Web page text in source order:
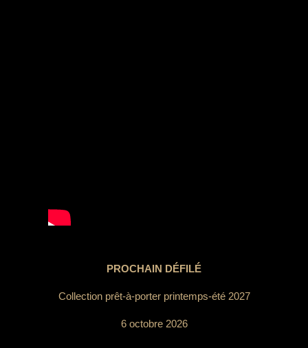
PROCHAIN DÉFILÉ
Collection prêt-à-porter printemps-été 2027
6 octobre 2026